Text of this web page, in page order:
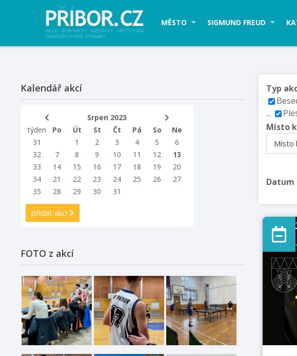
MĚSTO SIGMUND FREUD
Typ
...
Místo
Datum
Kalendář akcí
Srpen 2023
týden
Po Út St Čt Pá So
Ne
31
1 2 3 4 5
6
32
7 8 9 10 11 12
13
33
14 15 16 17 18 19
20
34
21 22 23 24 25 26
27
35
28 29 30 31
přidat akci
FOTO z akcí